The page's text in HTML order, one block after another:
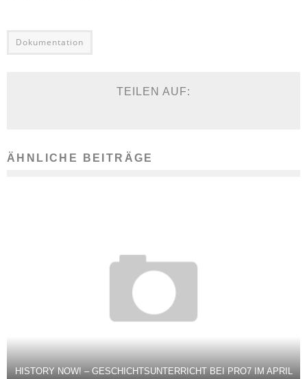
Dokumentation
TEILEN AUF:
ÄHNLICHE BEITRÄGE
HISTORY NOW! – GESCHICHTSUNTERRICHT BEI PRO7 IM APRIL